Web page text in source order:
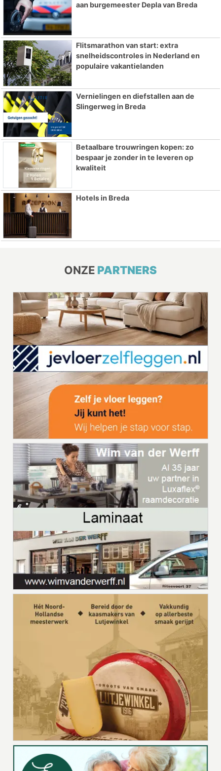
aan burgemeester Depla van Breda
Flitsmarathon van start: extra
snelheidscontroles in Nederland en
populaire vakantielanden
Vernielingen en diefstallen aan de
Slingerweg in Breda
Betaalbare trouwringen kopen: zo
bespaar je zonder in te leveren op
kwaliteit
Hotels in Breda
ONZE PARTNERS